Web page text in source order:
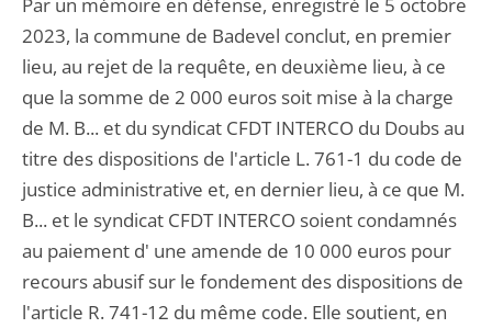
2023, la commune de Badevel conclut, en premier
lieu, au rejet de la requête, en deuxième lieu, à ce
que la somme de 2 000 euros soit mise à la charge
de M. B... et du syndicat CFDT INTERCO du Doubs au
titre des dispositions de l'article L. 761-1 du code de
justice administrative et, en dernier lieu, à ce que M.
B... et le syndicat CFDT INTERCO soient condamnés
au paiement d' une amende de 10 000 euros pour
recours abusif sur le fondement des dispositions de
l'article R. 741-12 du même code. Elle soutient, en